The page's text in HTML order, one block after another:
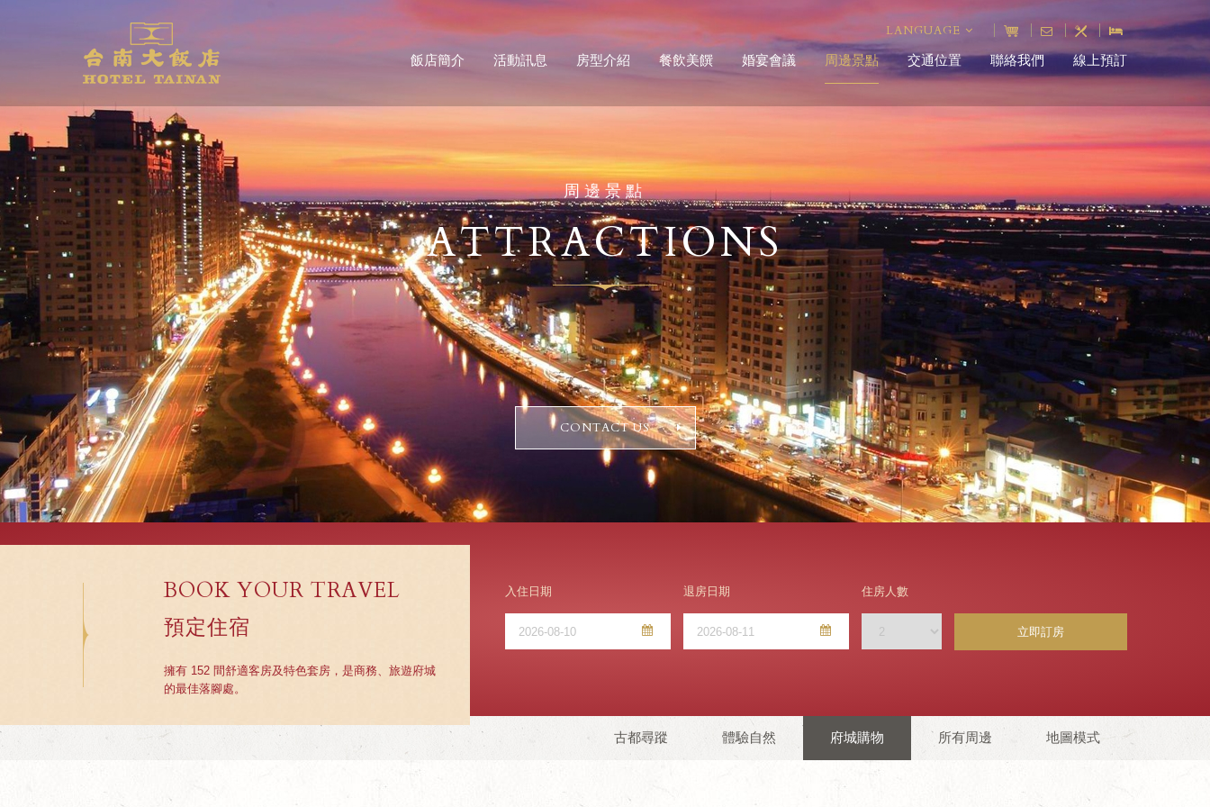
LANGUAGE
飯店簡介 活動訊息 房型介紹 餐飲美饌 婚宴會議 周邊景點 交通位置 聯絡我們 線上預訂
BOOK YOUR TRAVEL
預定住宿
擁有 152 間舒適客房及特色套房，是商務、旅遊府城
的最佳落腳處。
入住日期 退房日期 住房人數
立即訂房
周邊景點
ATTRACTIONS
CONTACT US
古都尋蹤 體驗自然 府城購物 所有周邊 地圖模式